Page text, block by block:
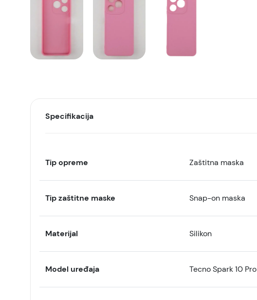
Specifikacija
Tip opreme Zaštitna maska
Tip zaštitne maske Snap-on maska
Materijal Silikon
Model uređaja Tecno Spark 10 Pro